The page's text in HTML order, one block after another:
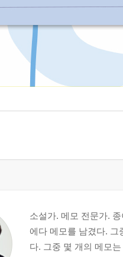
소설가. 메모 전문가.
에다 메모를 남겼다. 그
다. 그중 몇 개의 메모